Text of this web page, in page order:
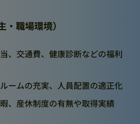
職場環境）
、交通費、健康診断などの福利
ームの充実、人員配置の適正化
、産休制度の有無や取得実績